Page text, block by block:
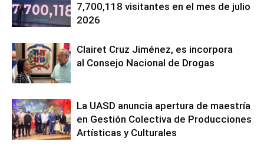
7,700,118 visitantes en el mes de julio
2026
Clairet Cruz Jiménez, es incorpora
al Consejo Nacional de Drogas
La UASD anuncia apertura de maestría
en Gestión Colectiva de Producciones
Artísticas y Culturales